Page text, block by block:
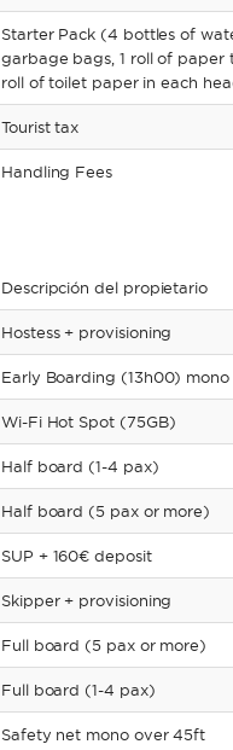
Starter Pack (4 bottles of
garbage bags, 1 roll of paper
roll of toilet paper in each
Tourist tax
Handling Fees
Descripción del propietario
Hostess + provisioning
Early Boarding (13h00)
Wi-Fi Hot Spot (75GB)
Half board (1-4 pax)
Half board (5 pax or more)
SUP + 160€ deposit
Skipper + provisioning
Full board (5 pax or more)
Full board (1-4 pax)
Safety net mono over 45ft